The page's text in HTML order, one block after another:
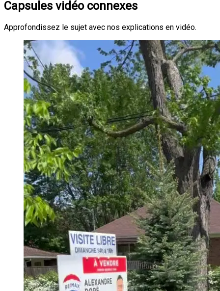
Capsules vidéo connexes
Approfondissez le sujet avec nos explications en vidéo.